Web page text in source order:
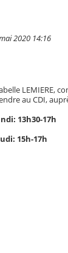
2020 14:16
LEMIERE,
au CDI,
13h30-17h
15h-17h